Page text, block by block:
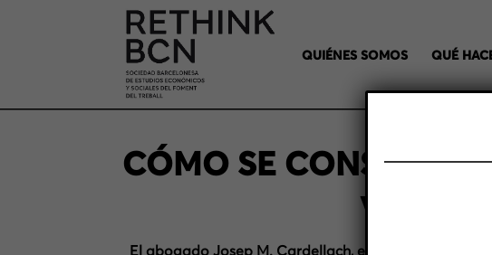
QUIÉNES SOMOS QUÉ
CÓMO SE
El abogado Josep M. Cardellach, el doctor en